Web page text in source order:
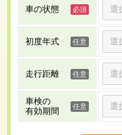
車の状態
初度年式
走行距離
車検の
有効期間